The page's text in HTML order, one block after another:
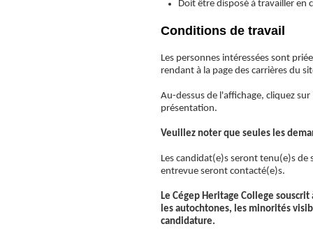
Doit être disposé à travailler en
Conditions de travail
Les personnes intéressées sont
rendant à la page des carrières du
Au-dessus de l'affichage, cliquez sur
présentation.
Veuillez noter que seules les
Les candidat(e)s seront tenu(e)s de
entrevue seront contacté(e)s.
Le Cégep Heritage College
les autochtones, les minorités
candidature.